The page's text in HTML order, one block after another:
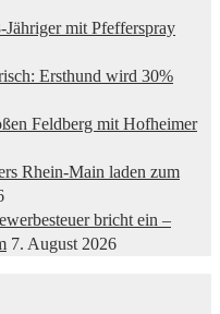
mit Pfefferspray
Ersthund wird 30%
Feldberg mit Hofheimer
Rhein-Main laden zum
bricht ein –
7. August 2026